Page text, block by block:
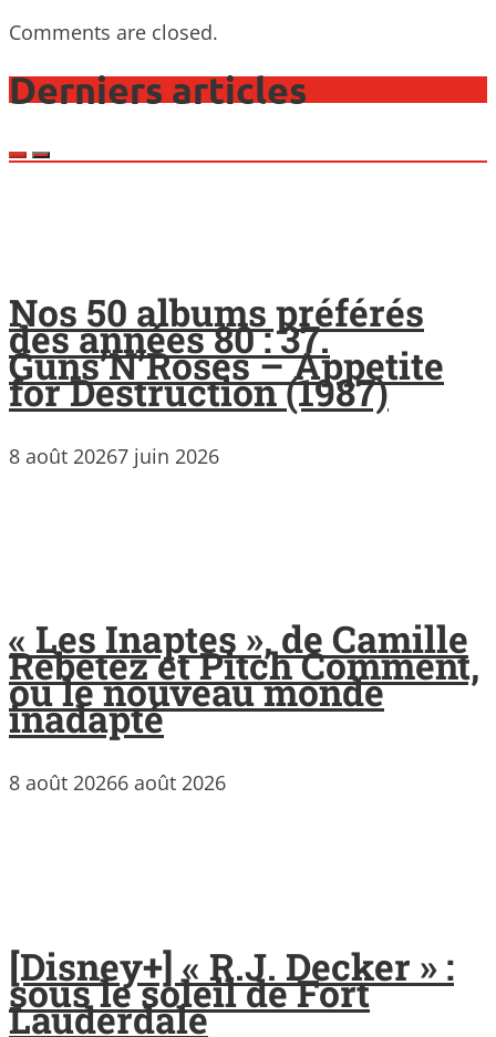
Comments are closed.
Derniers articles
Nos 50 albums préférés
des années 80 : 37.
Guns’N’Roses – Appetite
for Destruction (1987)
8 août 20267 juin 2026
« Les Inaptes », de Camille
Rebetez et Pitch Comment,
ou le nouveau monde
inadapté
8 août 20266 août 2026
[Disney+] « R.J. Decker » :
sous le soleil de Fort
Lauderdale